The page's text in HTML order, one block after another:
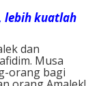
lebih kuatlah
dan
Musa
orang bagi